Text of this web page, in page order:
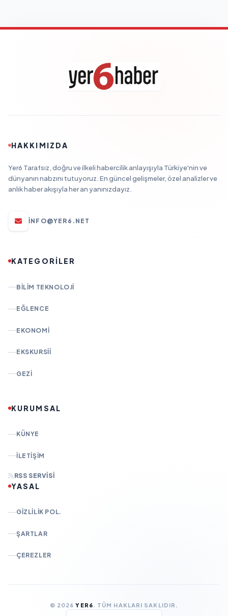
HAKKIMIZDA
Yer6 Tarafsız, doğru ve ilkeli habercilik anlayışıyla Türkiye'nin ve
dünyanın nabzını tutuyoruz. En güncel gelişmeler, özel analizler ve
anlık haber akışıyla her an yanınızdayız.
INFO@YER6.NET
KATEGORİLER
BILIM TEKNOLOJI
EĞLENCE
EKONOMI
EKSKURSII
GEZI
KURUMSAL
KÜNYE
İLETIŞIM
RSS SERVISI
YASAL
GIZLILIK POL.
ŞARTLAR
ÇEREZLER
© 2026YER6. TÜM HAKLARI SAKLIDIR.